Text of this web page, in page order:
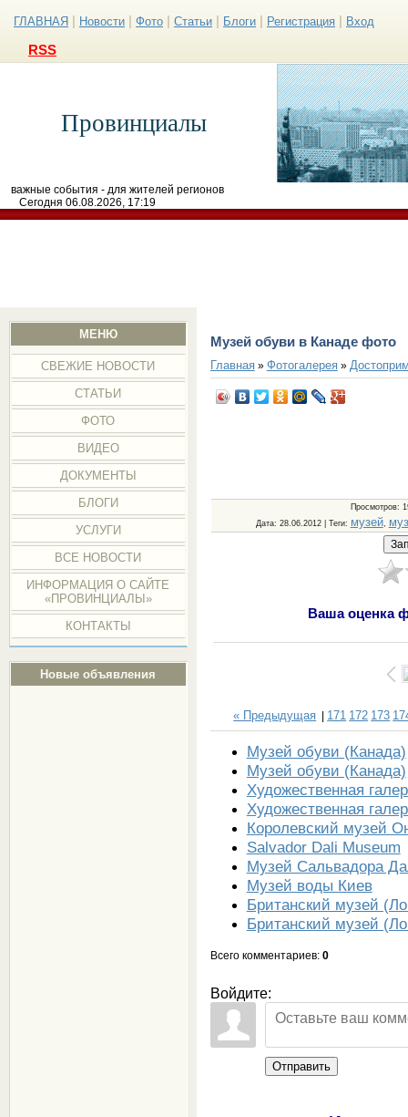
ГЛАВНАЯ Новости Фото Статьи Блоги Регистрация Вход
RSS
Провинциалы
важные события - для жителей регионов
Сегодня 06.08.2026, 17:19
МЕНЮ
СВЕЖИЕ НОВОСТИ
СТАТЬИ
ФОТО
ВИДЕО
ДОКУМЕНТЫ
БЛОГИ
УСЛУГИ
ВСЕ НОВОСТИ
ИНФОРМАЦИЯ О САЙТЕ
«ПРОВИНЦИАЛЫ»
КОНТАКТЫ
Новые объявления
Музей обуви в Канаде фото
Главная» Фотогалерея»
Просмотров:
Дата: 28.06.2012 | Теги: музей
Ваша оценка
« Предыдущая | 171 172 173
Музей обуви (Канада)
Музей обуви (Канада)
Художественная
Художественная
Королевский музей
Salvador Dali Museum
Музей Сальвадора
Музей воды Киев
Британский музей
Британский музей
Всего комментариев: 0
Войдите:
Отправить